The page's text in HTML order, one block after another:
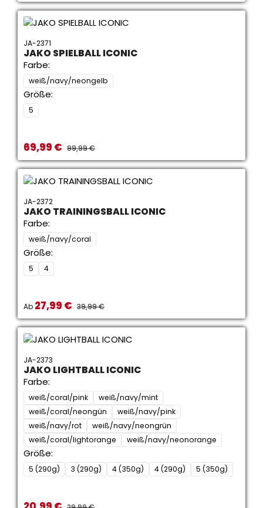
JA-2371
JAKO SPIELBALL ICONIC
Farbe:
weiß/navy/neongelb
Größe:
5
Verkaufspreis:
69,99 € REGULÄRER PREIS:
99,99 €
JA-2372
JAKO TRAININGSBALL ICONIC
Farbe:
weiß/navy/coral
Größe:
5 4
Verkaufspreis:
Ab 27,99 € REGULÄRER PREIS:
39,99 €
JA-2373
JAKO LIGHTBALL ICONIC
Farbe:
weiß/coral/pink
weiß/navy/mint
weiß/coral/neongün
weiß/navy/pink
weiß/navy/rot
weiß/navy/neongrün
weiß/coral/lightorange
weiß/navy/neonorange
Größe:
5 (290g) 3 (290g) 4 (350g) 4 (290g) 5 (350g)
Verkaufspreis:REGULÄRER PREIS: